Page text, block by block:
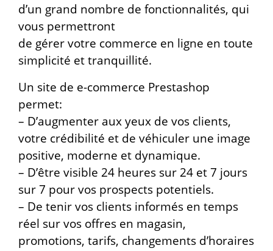
d’un grand nombre de fonctionnalités, qui
vous permettront
de gérer votre commerce en ligne en toute
simplicité et tranquillité.
Un site de e-commerce Prestashop
permet:
– D’augmenter aux yeux de vos clients,
votre crédibilité et de véhiculer une image
positive, moderne et dynamique.
– D’être visible 24 heures sur 24 et 7 jours
sur 7 pour vos prospects potentiels.
– De tenir vos clients informés en temps
réel sur vos offres en magasin,
promotions, tarifs, changements d’horaires